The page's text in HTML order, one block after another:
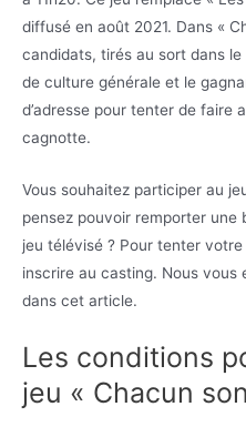
diffusé en août 2021. Dans «
candidats, tirés au sort dans
de culture générale et le
d’adresse pour tenter de faire
cagnotte.
Vous souhaitez participer au
pensez pouvoir remporter une
jeu télévisé ? Pour tenter
inscrire au casting. Nous vous
dans cet article.
Les conditions
jeu « Chacun